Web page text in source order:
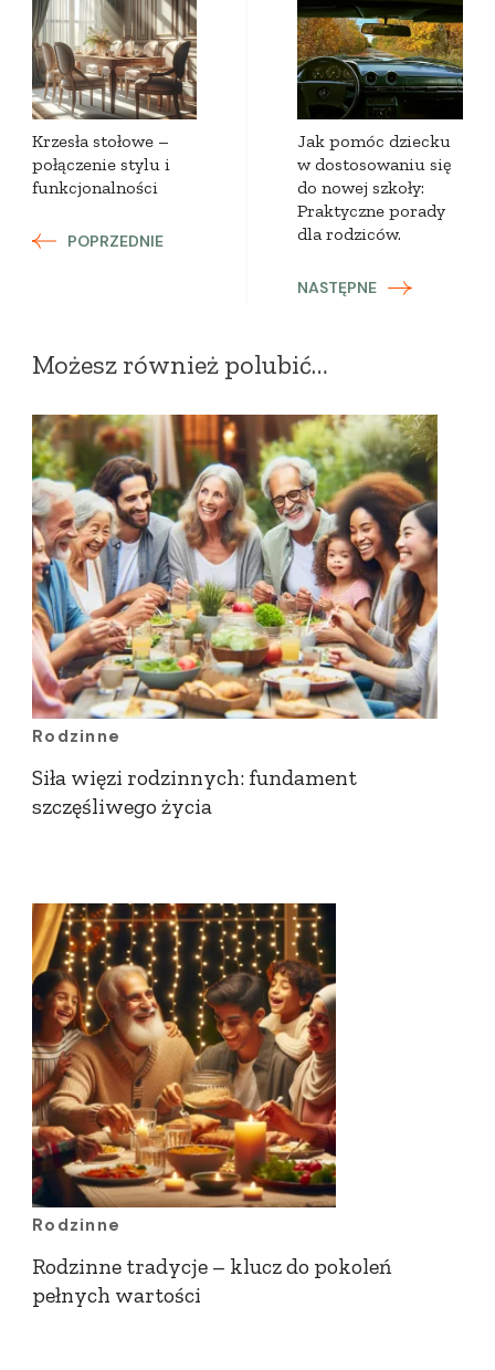
Zobacz
wpisy
Krzesła stołowe –
połączenie stylu i
funkcjonalności
POPRZEDNIE
Jak pomóc dziecku
w dostosowaniu się
do nowej szkoły:
Praktyczne porady
dla rodziców.
NASTĘPNE
Możesz również polubić…
Rodzinne
Siła więzi rodzinnych: fundament
szczęśliwego życia
Rodzinne
Rodzinne tradycje – klucz do pokoleń
pełnych wartości